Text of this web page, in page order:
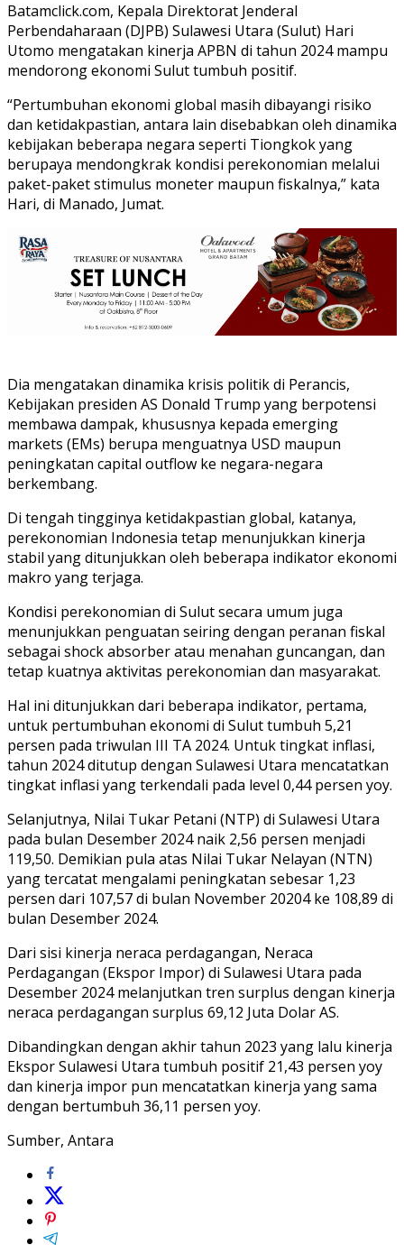
Batamclick.com, Kepala Direktorat Jenderal
Perbendaharaan (DJPB) Sulawesi Utara (Sulut) Hari
Utomo mengatakan kinerja APBN di tahun 2024 mampu
mendorong ekonomi Sulut tumbuh positif.
“Pertumbuhan ekonomi global masih dibayangi risiko
dan ketidakpastian, antara lain disebabkan oleh dinamika
kebijakan beberapa negara seperti Tiongkok yang
berupaya mendongkrak kondisi perekonomian melalui
paket-paket stimulus moneter maupun fiskalnya,” kata
Hari, di Manado, Jumat.
Dia mengatakan dinamika krisis politik di Perancis,
Kebijakan presiden AS Donald Trump yang berpotensi
membawa dampak, khususnya kepada emerging
markets (EMs) berupa menguatnya USD maupun
peningkatan capital outflow ke negara-negara
berkembang.
Di tengah tingginya ketidakpastian global, katanya,
perekonomian Indonesia tetap menunjukkan kinerja
stabil yang ditunjukkan oleh beberapa indikator ekonomi
makro yang terjaga.
Kondisi perekonomian di Sulut secara umum juga
menunjukkan penguatan seiring dengan peranan fiskal
sebagai shock absorber atau menahan guncangan, dan
tetap kuatnya aktivitas perekonomian dan masyarakat.
Hal ini ditunjukkan dari beberapa indikator, pertama,
untuk pertumbuhan ekonomi di Sulut tumbuh 5,21
persen pada triwulan III TA 2024. Untuk tingkat inflasi,
tahun 2024 ditutup dengan Sulawesi Utara mencatatkan
tingkat inflasi yang terkendali pada level 0,44 persen yoy.
Selanjutnya, Nilai Tukar Petani (NTP) di Sulawesi Utara
pada bulan Desember 2024 naik 2,56 persen menjadi
119,50. Demikian pula atas Nilai Tukar Nelayan (NTN)
yang tercatat mengalami peningkatan sebesar 1,23
persen dari 107,57 di bulan November 20204 ke 108,89 di
bulan Desember 2024.
Dari sisi kinerja neraca perdagangan, Neraca
Perdagangan (Ekspor Impor) di Sulawesi Utara pada
Desember 2024 melanjutkan tren surplus dengan kinerja
neraca perdagangan surplus 69,12 Juta Dolar AS.
Dibandingkan dengan akhir tahun 2023 yang lalu kinerja
Ekspor Sulawesi Utara tumbuh positif 21,43 persen yoy
dan kinerja impor pun mencatatkan kinerja yang sama
dengan bertumbuh 36,11 persen yoy.
Sumber, Antara